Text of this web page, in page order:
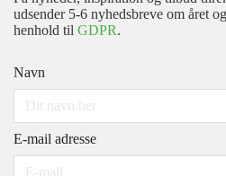
udsender 5-6 nyhedsbreve om året
henhold til GDPR.
Navn
E-mail adresse